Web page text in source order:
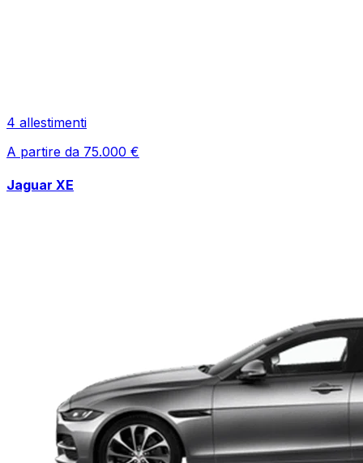
4 allestimenti
A partire da 75.000 €
Jaguar XE